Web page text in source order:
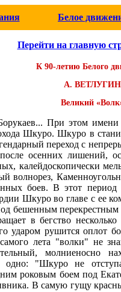
Белое
Перейти на главную
К 90-летию Белого
А. ВЕТЛУГИН
Великий
При этом
Шкуро. Шкуро в
переход с
осенних лишений,
калейдоскопически
волнорез,
боев. В этот
Шкуро во главе с ее
бешенным
в бегство
ударом рушится оплот
лета "волки" не
молниеносно
одно: "Шкуро не
роковым боем под
В самую гущу